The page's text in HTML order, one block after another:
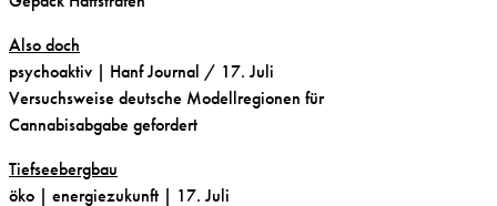
Also doch
psychoaktiv | Hanf Journal / 17. Juli
Versuchsweise deutsche Modellregionen für
Cannabisabgabe gefordert
Tiefseebergbau
öko | energiezukunft | 17. Juli